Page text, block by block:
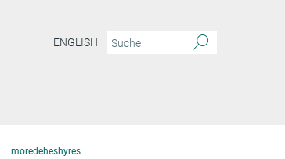
ENGLISH
moredeheshyres